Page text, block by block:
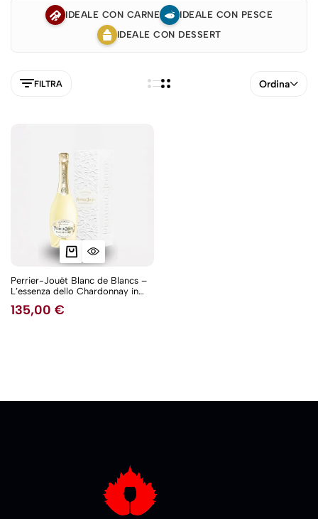
IDEALE CON CARNE
IDEALE CON PESCE
IDEALE CON DESSERT
FILTRA Ordina
Perrier-Jouët Blanc de Blancs –
L’essenza dello Chardonnay in
135,00 €
5NEW